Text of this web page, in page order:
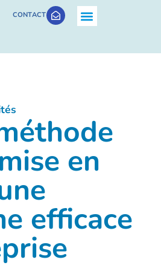
CONTACT
en
efficace